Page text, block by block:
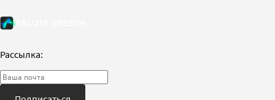
Рассылка: